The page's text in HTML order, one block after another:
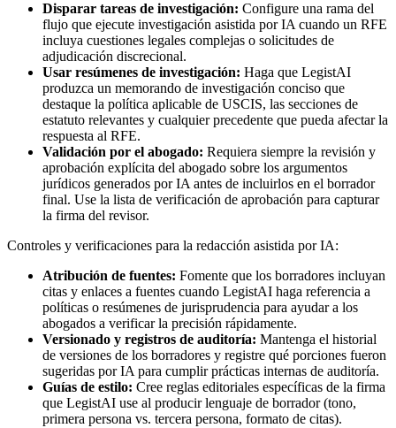
Disparar tareas de investigación: Configure una rama del
flujo que ejecute investigación asistida por IA cuando un RFE
incluya cuestiones legales complejas o solicitudes de
adjudicación discrecional.
Usar resúmenes de investigación: Haga que LegistAI
produzca un memorando de investigación conciso que
destaque la política aplicable de USCIS, las secciones de
estatuto relevantes y cualquier precedente que pueda afectar la
respuesta al RFE.
Validación por el abogado: Requiera siempre la revisión y
aprobación explícita del abogado sobre los argumentos
jurídicos generados por IA antes de incluirlos en el borrador
final. Use la lista de verificación de aprobación para capturar
la firma del revisor.
Controles y verificaciones para la redacción asistida por IA:
Atribución de fuentes: Fomente que los borradores incluyan
citas y enlaces a fuentes cuando LegistAI haga referencia a
políticas o resúmenes de jurisprudencia para ayudar a los
abogados a verificar la precisión rápidamente.
Versionado y registros de auditoría: Mantenga el historial
de versiones de los borradores y registre qué porciones fueron
sugeridas por IA para cumplir prácticas internas de auditoría.
Guías de estilo: Cree reglas editoriales específicas de la firma
que LegistAI use al producir lenguaje de borrador (tono,
primera persona vs. tercera persona, formato de citas).